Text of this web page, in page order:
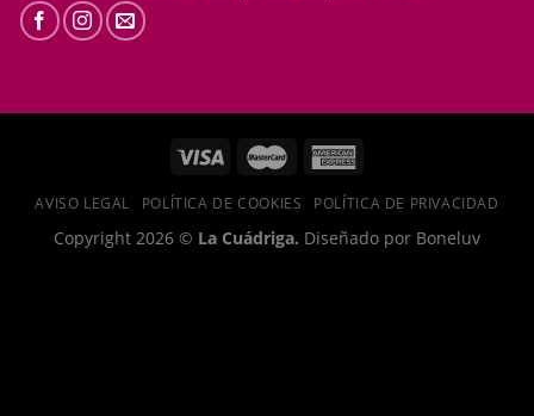
AVISO LEGAL POLÍTICA DE COOKIES POLÍTICA DE PRIVACIDAD
Copyright 2026 © La Cuádriga. Diseñado por Boneluv